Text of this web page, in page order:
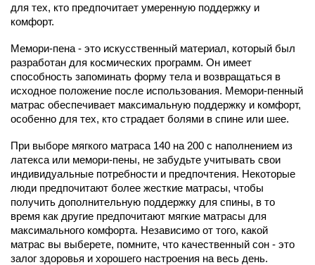
для тех, кто предпочитает умеренную поддержку и
комфорт.
Мемори-пена - это искусственный материал, который был
разработан для космических программ. Он имеет
способность запоминать форму тела и возвращаться в
исходное положение после использования. Мемори-пенный
матрас обеспечивает максимальную поддержку и комфорт,
особенно для тех, кто страдает болями в спине или шее.
При выборе мягкого матраса 140 на 200 с наполнением из
латекса или мемори-пены, не забудьте учитывать свои
индивидуальные потребности и предпочтения. Некоторые
люди предпочитают более жесткие матрасы, чтобы
получить дополнительную поддержку для спины, в то
время как другие предпочитают мягкие матрасы для
максимального комфорта. Независимо от того, какой
матрас вы выберете, помните, что качественный сон - это
залог здоровья и хорошего настроения на весь день.